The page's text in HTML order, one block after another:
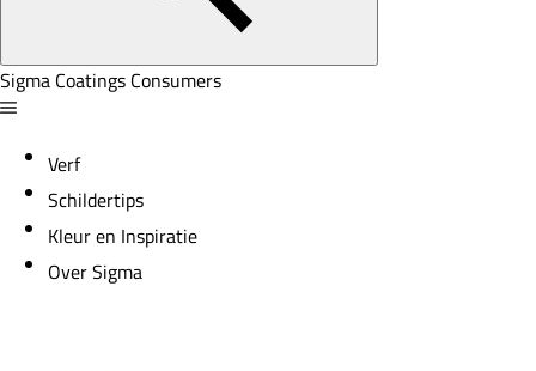
Sigma Coatings Consumers
Verf
Schildertips
Kleur en Inspiratie
Over Sigma